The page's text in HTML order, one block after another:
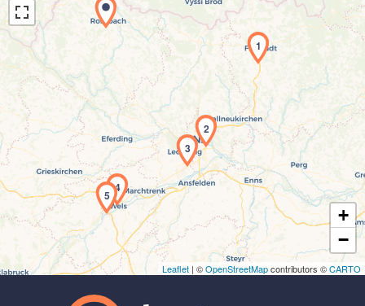
Laden der Karte...
1
2
3
4
5
+
−
Leaflet | ©OpenStreetMapcontributors ©CARTO